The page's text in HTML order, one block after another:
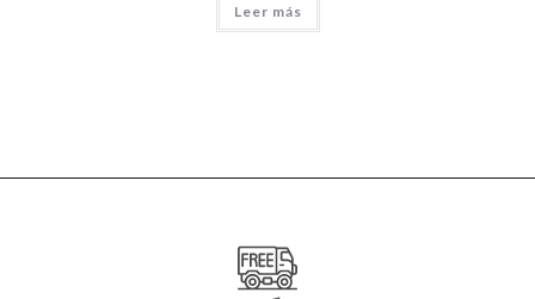
Leer más